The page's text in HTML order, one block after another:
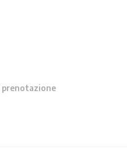
prenotazione